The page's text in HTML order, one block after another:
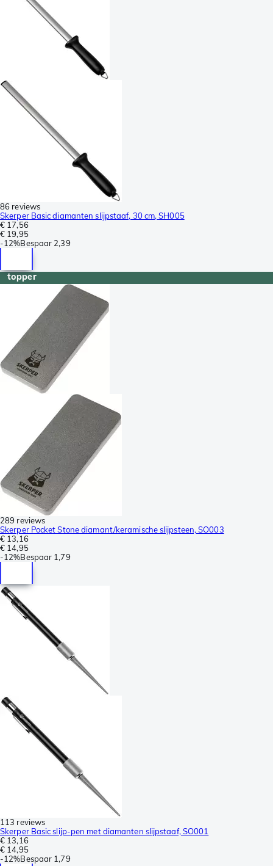
86 reviews
Skerper Basic diamanten slijpstaaf, 30 cm, SH005
€ 17,56
€ 19,95
-12%Bespaar 2,39
topper
289 reviews
Skerper Pocket Stone diamant/keramische slijpsteen, SO003
€ 13,16
€ 14,95
-12%Bespaar 1,79
113 reviews
Skerper Basic slijp-pen met diamanten slijpstaaf, SO001
€ 13,16
€ 14,95
-12%Bespaar 1,79